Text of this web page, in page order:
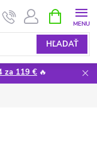
HĽADAŤ
KOŠÍK
za 119 € 🔥